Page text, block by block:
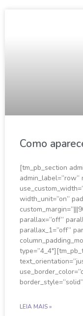
Como
[tm_pb_section
width_unit=”on”
parallax=”off”
parallax_1=”off”
LEIA MAIS »